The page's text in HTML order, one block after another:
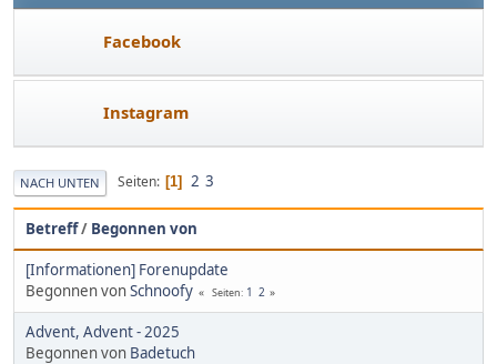
Facebook
Instagram
NACH UNTEN Seiten 1 2 3
Betreff/ Begonnen von
[Informationen] Forenupdate
Begonnen vonSchnoofy Seiten 1 2
Advent, Advent - 2025
Begonnen von Badetuch